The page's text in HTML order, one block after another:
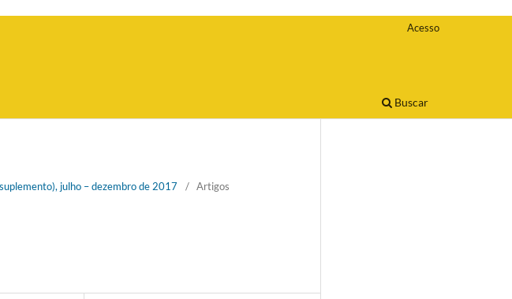
Buscar
Acesso
julho – dezembro de 2017 / Artigos